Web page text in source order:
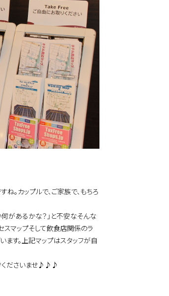
。カップルで、ご家族で、もちろ
があるかな？」と不安なそんな
スマップそして飲食店関係のラ
ます。上記マップはスタッフが自
くださいませ♪♪♪